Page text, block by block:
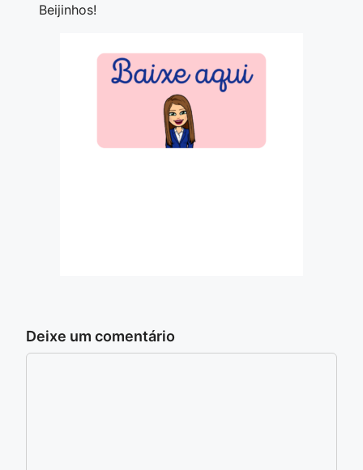
Beijinhos!
Deixe um comentário
Comentário